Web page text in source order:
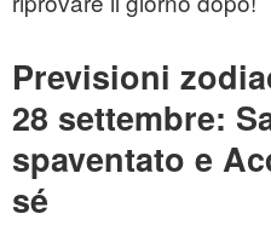
Previsioni
28 settembre:
spaventato e
sé